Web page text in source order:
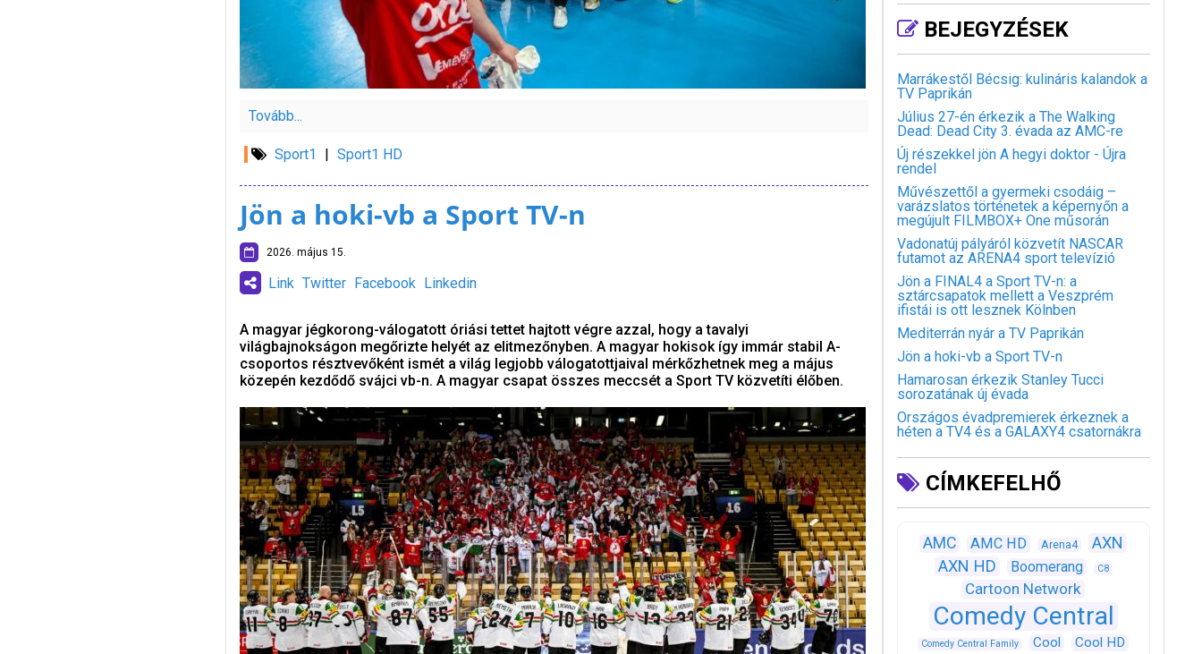
Tovább...
Sport1 | Sport1 HD
Jön a hoki-vb a Sport TV-n
2026. május 15.
Link Twitter Facebook Linkedin
A magyar jégkorong-válogatott óriási tettet hajtott végre azzal, hogy a tavalyi
világbajnokságon megőrizte helyét az elitmezőnyben. A magyar hokisok így immár stabil A-
csoportos résztvevőként ismét a világ legjobb válogatottjaival mérkőzhetnek meg a május
közepén kezdődő svájci vb-n. A magyar csapat összes meccsét a Sport TV közvetíti élőben.
BEJEGYZÉSEK
Marrákestől Bécsig: kulináris kalandok a
TV Paprikán
Július 27-én érkezik a The Walking
Dead: Dead City 3. évada az AMC-re
Új részekkel jön A hegyi doktor - Újra
rendel
Művészettől a gyermeki csodáig –
varázslatos történetek a képernyőn a
megújult FILMBOX+ One műsorán
Vadonatúj pályáról közvetít NASCAR
futamot az ARENA4 sport televízió
Jön a FINAL4 a Sport TV-n: a
sztárcsapatok mellett a Veszprém
ifistái is ott lesznek Kölnben
Mediterrán nyár a TV Paprikán
Jön a hoki-vb a Sport TV-n
Hamarosan érkezik Stanley Tucci
sorozatának új évada
Országos évadpremierek érkeznek a
héten a TV4 és a GALAXY4 csatornákra
CÍMKEFELHŐ
AMC AMC HD Arena4
AXN
AXN HD
Boomerang C8
Cartoon Network
Comedy Central
Comedy Central Family Cool Cool HD